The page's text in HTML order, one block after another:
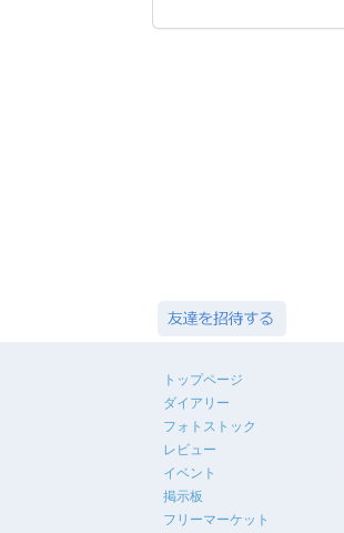
トップページ
ダイアリー
フォトストック
レビュー
イベント
掲示板
フリーマーケット